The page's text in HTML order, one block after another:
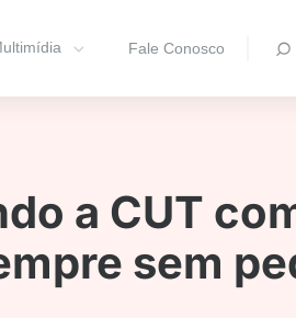
Fale Conosco
a CUT
sem